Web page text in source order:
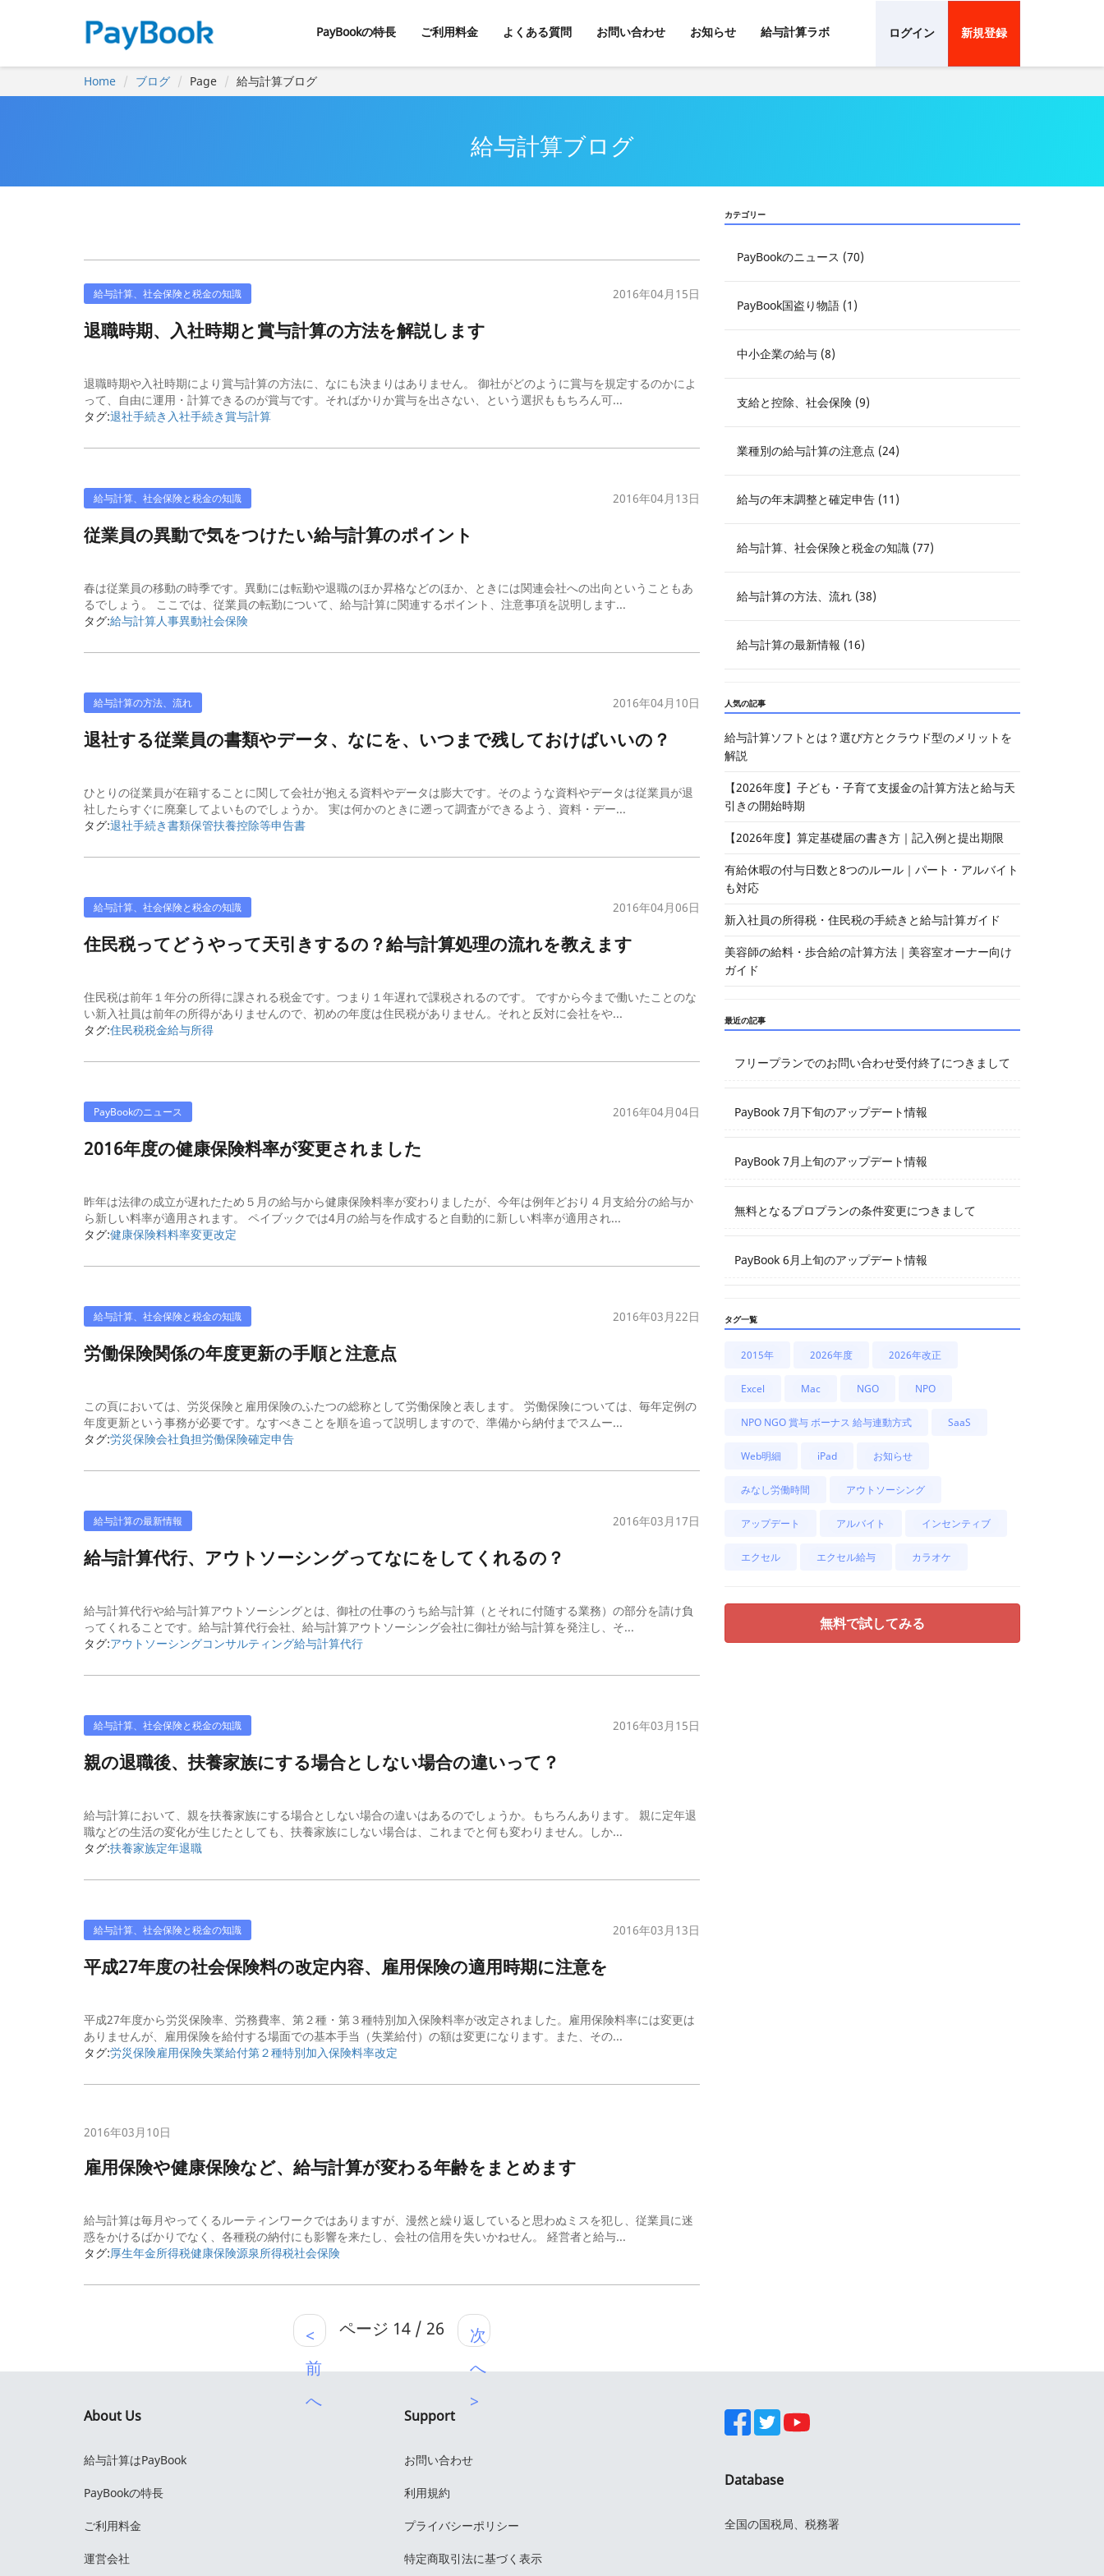
PayBookの特長 ご利用料金 よくある質問 お問い合わせ お知らせ 給与計算ラボ ログイン 新規登録
Home ブログ Page 給与計算ブログ
給与計算ブログ
給与計算、社会保険と税金の知識 2016年04月15日
退職時期、入社時期と賞与計算の方法を解説します
退職時期や入社時期により賞与計算の方法に、なにも決まりはありません。 御社がどのように賞与を規定するのかによ
って、自由に運用・計算できるのが賞与です。そればかりか賞与を出さない、という選択ももちろん可...
タグ:退社手続き 入社手続き賞与計算
給与計算、社会保険と税金の知識 2016年04月13日
従業員の異動で気をつけたい給与計算のポイント
春は従業員の移動の時季です。異動には転勤や退職のほか昇格などのほか、ときには関連会社への出向ということもあ
るでしょう。 ここでは、従業員の転勤について、給与計算に関連するポイント、注意事項を説明します...
タグ:給与計算人事異動社会保険
給与計算の方法、流れ 2016年04月10日
退社する従業員の書類やデータ、なにを、いつまで残しておけばいいの？
ひとりの従業員が在籍することに関して会社が抱える資料やデータは膨大です。そのような資料やデータは従業員が退
社したらすぐに廃棄してよいものでしょうか。 実は何かのときに遡って調査ができるよう、資料・デー...
タグ:退社手続き書類保管扶養控除等申告書
給与計算、社会保険と税金の知識 2016年04月06日
住民税ってどうやって天引きするの？給与計算処理の流れを教えます
住民税は前年１年分の所得に課される税金です。つまり１年遅れで課税されるのです。 ですから今まで働いたことのな
い新入社員は前年の所得がありませんので、初めの年度は住民税がありません。それと反対に会社をや...
タグ:住民税税金給与所得
PayBookのニュース 2016年04月04日
2016年度の健康保険料率が変更されました
昨年は法律の成立が遅れたため５月の給与から健康保険料率が変わりましたが、今年は例年どおり４月支給分の給与か
ら新しい料率が適用されます。 ペイブックでは4月の給与を作成すると自動的に新しい料率が適用され...
タグ:健康保険料料率変更改定
給与計算、社会保険と税金の知識 2016年03月22日
労働保険関係の年度更新の手順と注意点
この頁においては、労災保険と雇用保険のふたつの総称として労働保険と表します。 労働保険については、毎年定例の
年度更新という事務が必要です。なすべきことを順を追って説明しますので、準備から納付までスムー...
タグ:労災保険会社負担労働保険確定申告
給与計算の最新情報 2016年03月17日
給与計算代行、アウトソーシングってなにをしてくれるの？
給与計算代行や給与計算アウトソーシングとは、御社の仕事のうち給与計算（とそれに付随する業務）の部分を請け負
ってくれることです。給与計算代行会社、給与計算アウトソーシング会社に御社が給与計算を発注し、そ...
タグ:アウトソーシングコンサルティング給与計算代行
給与計算、社会保険と税金の知識 2016年03月15日
親の退職後、扶養家族にする場合としない場合の違いって？
給与計算において、親を扶養家族にする場合としない場合の違いはあるのでしょうか。もちろんあります。 親に定年退
職などの生活の変化が生じたとしても、扶養家族にしない場合は、これまでと何も変わりません。しか...
タグ:扶養家族定年退職
給与計算、社会保険と税金の知識 2016年03月13日
平成27年度の社会保険料の改定内容、雇用保険の適用時期に注意を
平成27年度から労災保険率、労務費率、第２種・第３種特別加入保険料率が改定されました。雇用保険料率には変更は
ありませんが、雇用保険を給付する場面での基本手当（失業給付）の額は変更になります。また、その...
タグ:労災保険雇用保険失業給付第２種特別加入保険料率改定
2016年03月10日
雇用保険や健康保険など、給与計算が変わる年齢をまとめます
給与計算は毎月やってくるルーティンワークではありますが、漫然と繰り返していると思わぬミスを犯し、従業員に迷
惑をかけるばかりでなく、各種税の納付にも影響を来たし、会社の信用を失いかねせん。 経営者と給与...
タグ:厚生年金所得税健康保険源泉所得税社会保険
<
前
へ
ページ 14 / 26
次
へ
>
カテゴリー
PayBookのニュース (70)
PayBook国盗り物語 (1)
中小企業の給与 (8)
支給と控除、社会保険 (9)
業種別の給与計算の注意点 (24)
給与の年末調整と確定申告 (11)
給与計算、社会保険と税金の知識 (77)
給与計算の方法、流れ (38)
給与計算の最新情報 (16)
人気の記事
給与計算ソフトとは？選び方とクラウド型のメリットを
解説
【2026年度】子ども・子育て支援金の計算方法と給与天
引きの開始時期
【2026年度】算定基礎届の書き方｜記入例と提出期限
有給休暇の付与日数と8つのルール｜パート・アルバイト
も対応
新入社員の所得税・住民税の手続きと給与計算ガイド
美容師の給料・歩合給の計算方法｜美容室オーナー向け
ガイド
最近の記事
フリープランでのお問い合わせ受付終了につきまして
PayBook 7月下旬のアップデート情報
PayBook 7月上旬のアップデート情報
無料となるプロプランの条件変更につきまして
PayBook 6月上旬のアップデート情報
タグ一覧
2015年 2026年度 2026年改正
Excel Mac NGO NPO
NPO NGO 賞与 ボーナス 給与連動方式 SaaS
Web明細 iPad お知らせ
みなし労働時間 アウトソーシング
アップデート アルバイト インセンティブ
エクセル エクセル給与 カラオケ
無料で試してみる
About Us
給与計算はPayBook
PayBookの特長
ご利用料金
運営会社
Support
お問い合わせ
利用規約
プライバシーポリシー
特定商取引法に基づく表示
Database
全国の国税局、税務署